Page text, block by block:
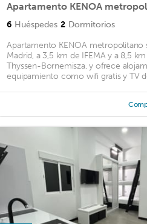
Apartamento KENOA
6 Huéspedes 2 Dormitorios
Apartamento KENOA metropolitano
Madrid, a 3,5 km de IFEMA y a 8,5
Thyssen-Bornemisza, y ofrece
equipamiento como wifi gratis y TV